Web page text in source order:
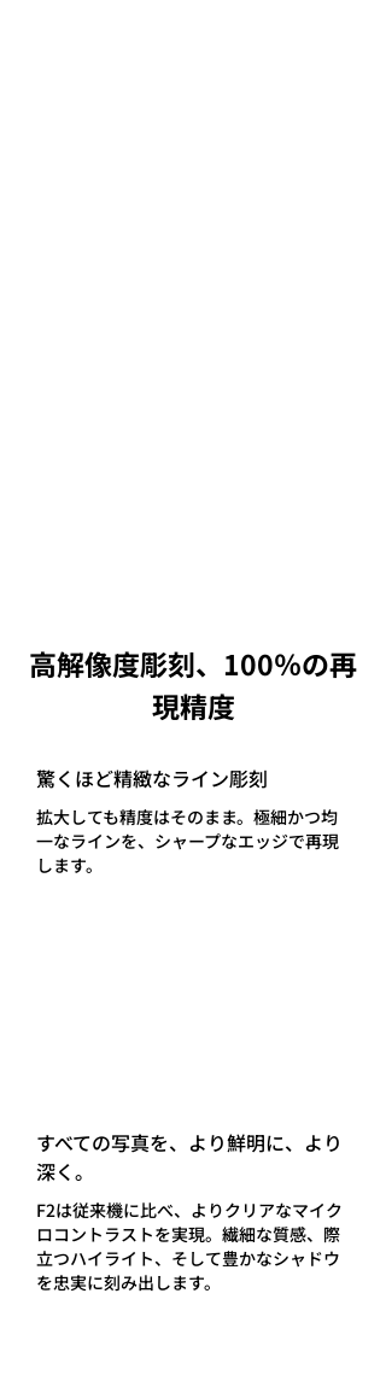
高解像度彫刻、100％の再
現精度
驚くほど精緻なライン彫刻
拡大しても精度はそのまま。極細かつ均
一なラインを、シャープなエッジで再現
します。
すべての写真を、より鮮明に、より
深く。
F2は従来機に比べ、よりクリアなマイク
ロコントラストを実現。繊細な質感、際
立つハイライト、そして豊かなシャドウ
を忠実に刻み出します。